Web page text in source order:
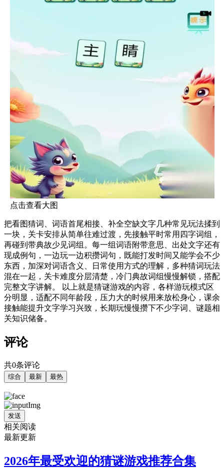
点击查看大图
把看图猜词、词语首尾相接、补全空缺文字几种常见玩法揉到
一块，关卡安排从简单往难过渡，先接触平时常用四字词组，
再碰到带典故少见词组。每一组词语附带意思、出处文字还有
现成例句，一边玩一边积攒词句，既能打发时间又能学会不少
东西，加深对词语含义、日常使用方式的理解，多种猜词玩法
混在一起，关卡难度分层清楚，冷门典故词组慢慢解锁，搭配
完整文字讲解。 以上就是猜谜游戏的内容，各样游玩模式区
分明显，适配不同年龄段，压力大的时候用来放松身心，课余
接触能提升文字学习兴致，长期玩慢慢攒下不少字词、谜题相
关知识储备。
评论
共0条评论
综合 最新 最热
发送
相关阅读
最新更新
2026年最受欢迎的猜谜游戏推荐合集